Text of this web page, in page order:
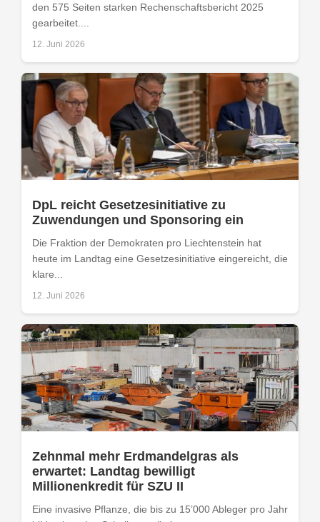
den 575 Seiten starken Rechenschaftsbericht 2025
gearbeitet....
12. Juni 2026
DpL reicht Gesetzesinitiative zu
Zuwendungen und Sponsoring ein
Die Fraktion der Demokraten pro Liechtenstein hat
heute im Landtag eine Gesetzesinitiative eingereicht, die
klare...
12. Juni 2026
Zehnmal mehr Erdmandelgras als
erwartet: Landtag bewilligt
Millionenkredit für SZU II
Eine invasive Pflanze, die bis zu 15’000 Ableger pro Jahr